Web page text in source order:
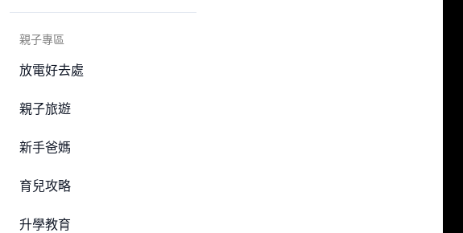
親子專區
放電好去處
親子旅遊
新手爸媽
育兒攻略
升學教育